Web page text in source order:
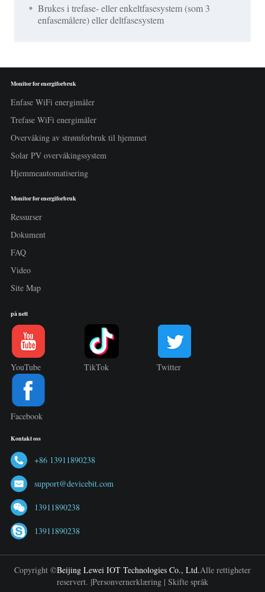
Brukes i trefase- eller enkeltfasesystem (som 3
enfasemålere) eller deltfasesystem
Monitor for energiforbruk
Enfase WiFi energimåler
Trefase WiFi energimåler
Overvåking av strømforbruk til hjemmet
Solar PV overvåkingssystem
Hjemmeautomatisering
Monitor for energiforbruk
Ressurser
Dokument
FAQ
Video
Site Map
på nett
YouTube TikTok Twitter
Facebook
Kontakt oss
+86 13911890238
support@devicebit.com
13911890238
13911890238
Copyright ©Beijing Lewei IOT Technologies Co., Ltd.Alle rettigheter
reservert. |Personvernerklæring | Skifte språk